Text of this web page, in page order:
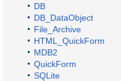
DB
DB_DataObject
File_Archive
HTML_QuickForm
MDB2
QuickForm
SQLite